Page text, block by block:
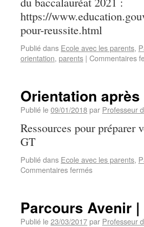
https://
pour-reussite.html
Publié dans Ecole avec les parents,
orientation, parents | Commentaires
Orientation
Publié le09/01/2018par Professeur
Ressources pour préparer
GT
Publié dans Ecole avec les parents,
Commentaires fermés
Parcours Avenir |
Publié le23/03/2017par Professeur